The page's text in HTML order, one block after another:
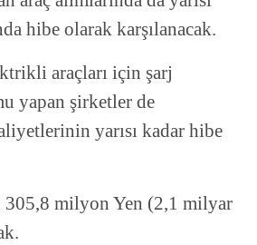
hibe olarak karşılanacak.
araçları için şarj
yapan şirketler de
yarısı kadar hibe
305,8 milyon Yen (2,1 milyar